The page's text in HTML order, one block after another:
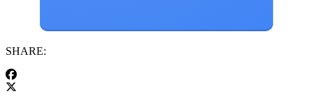
SHARE: